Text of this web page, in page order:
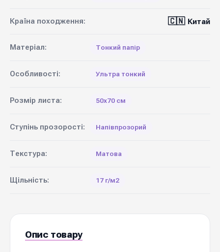
Країна походження: 🇨🇳 Китай
Матеріал: Тонкий папір
Особливості: Ультра тонкий
Розмір листа: 50х70 см
Ступінь прозорості: Напівпрозорий
Текстура: Матова
Щільність: 17 г/м2
Опис товару